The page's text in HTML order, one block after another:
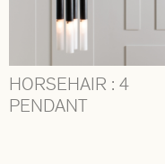
HORSEHAIR : 4
PENDANT